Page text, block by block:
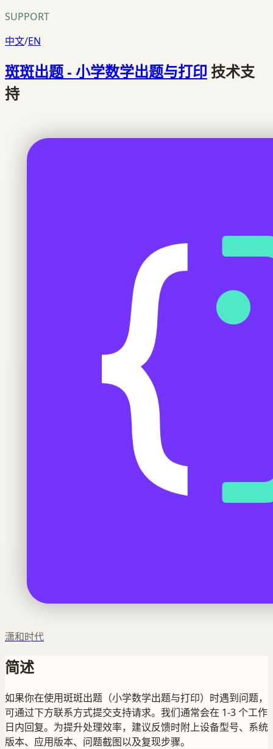
SUPPORT
中文/EN
斑斑出题 - 小学数学出题与打印 技术支
持
潇和时代
简述
如果你在使用斑斑出题（小学数学出题与打印）时遇到问题，
可通过下方联系方式提交支持请求。我们通常会在 1-3 个工作
日内回复。为提升处理效率，建议反馈时附上设备型号、系统
版本、应用版本、问题截图以及复现步骤。